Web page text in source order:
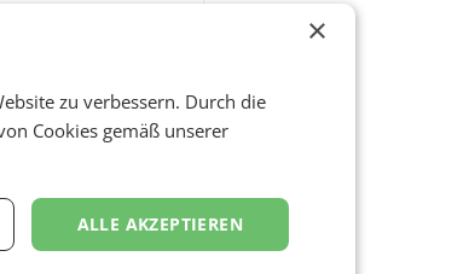
& MEDIA
Festival und
×
zu verbessern. Durch die
Cookies gemäß unserer
ALLE AKZEPTIEREN